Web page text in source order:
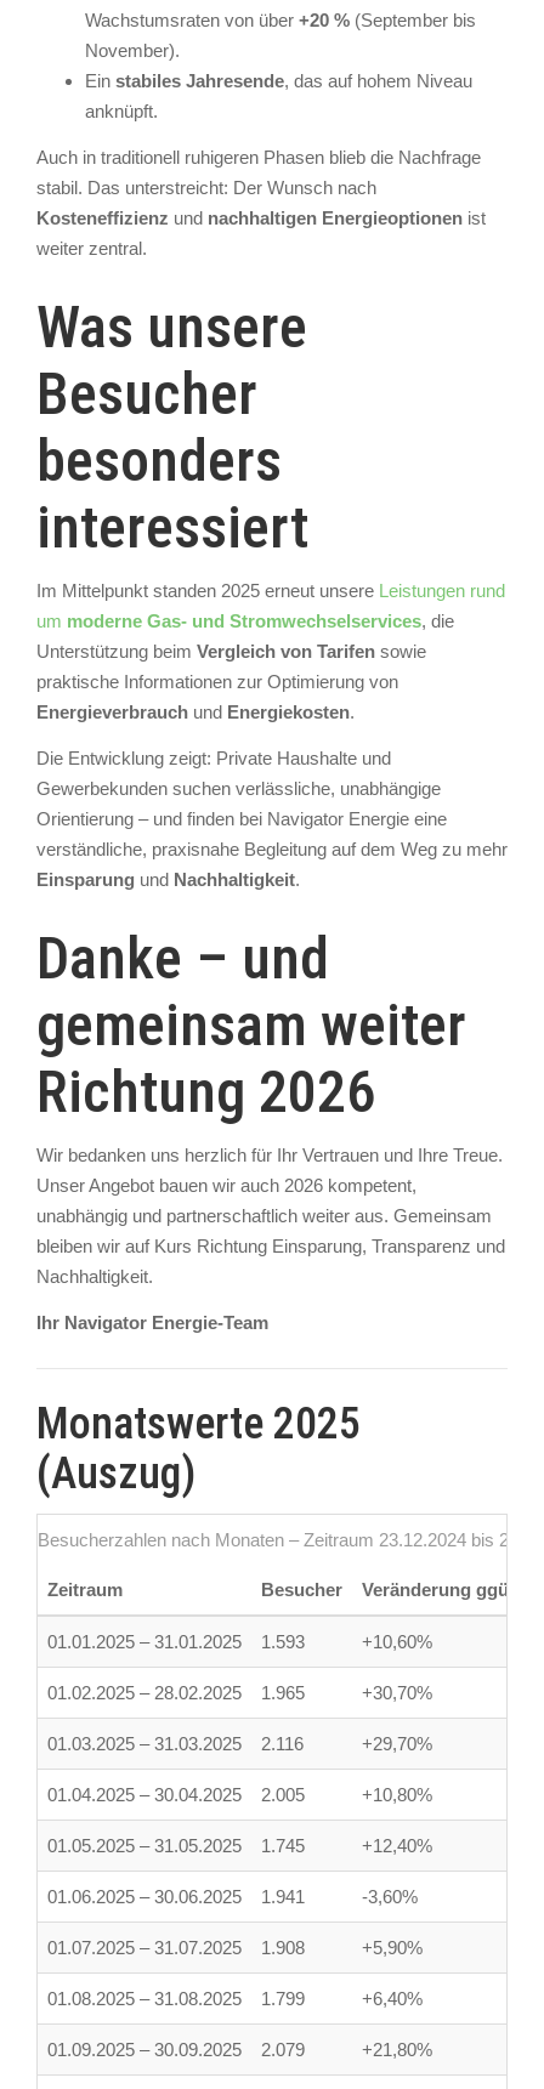
Wachstumsraten von über +20 % (September bis
November).
Ein stabiles Jahresende, das auf hohem Niveau
anknüpft.
Auch in traditionell ruhigeren Phasen blieb die Nachfrage
stabil. Das unterstreicht: Der Wunsch nach
Kosteneffizienz und nachhaltigen Energieoptionen ist
weiter zentral.
Was unsere
Besucher
besonders
interessiert
Im Mittelpunkt standen 2025 erneut unsere Leistungen rund
um moderne Gas- und Stromwechselservices, die
Unterstützung beim Vergleich von Tarifen sowie
praktische Informationen zur Optimierung von
Energieverbrauch und Energiekosten.
Die Entwicklung zeigt: Private Haushalte und
Gewerbekunden suchen verlässliche, unabhängige
Orientierung – und finden bei Navigator Energie eine
verständliche, praxisnahe Begleitung auf dem Weg zu mehr
Einsparung und Nachhaltigkeit.
Danke – und
gemeinsam weiter
Richtung 2026
Wir bedanken uns herzlich für Ihr Vertrauen und Ihre Treue.
Unser Angebot bauen wir auch 2026 kompetent,
unabhängig und partnerschaftlich weiter aus. Gemeinsam
bleiben wir auf Kurs Richtung Einsparung, Transparenz und
Nachhaltigkeit.
Ihr Navigator Energie-Team
Monatswerte 2025
(Auszug)
Besucherzahlen nach Monaten – Zeitraum 23.12.2024 bis
Zeitraum Besucher Veränderung ggü.
01.01.2025 – 31.01.2025 1.593 +10,60%
01.02.2025 – 28.02.2025 1.965 +30,70%
01.03.2025 – 31.03.2025 2.116 +29,70%
01.04.2025 – 30.04.2025 2.005 +10,80%
01.05.2025 – 31.05.2025 1.745 +12,40%
01.06.2025 – 30.06.2025 1.941 -3,60%
01.07.2025 – 31.07.2025 1.908 +5,90%
01.08.2025 – 31.08.2025 1.799 +6,40%
01.09.2025 – 30.09.2025 2.079 +21,80%